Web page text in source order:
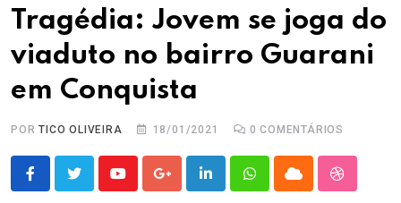
Tragédia: Jovem se joga do
viaduto no bairro Guarani
em Conquista
PORTICO OLIVEIRA 18/01/2021 0 COMENTÁRIOS
YoutubeGoogle+LinkedInWhatsappCloud